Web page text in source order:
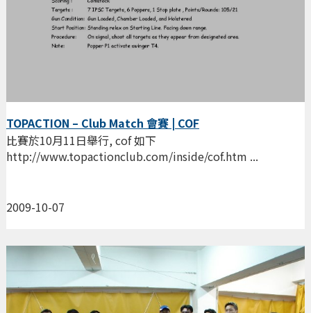
TOPACTION – Club Match 會賽 | COF
2009-10-07
比賽於10月11日舉行, cof 如下
http://www.topactionclub.com/inside/cof.htm ...